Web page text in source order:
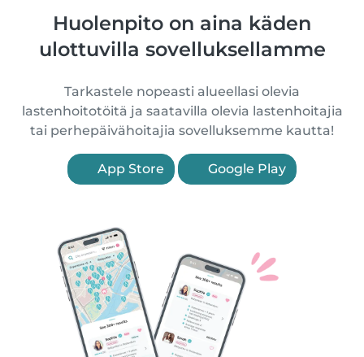
Huolenpito on aina käden
ulottuvilla sovelluksellamme
Tarkastele nopeasti alueellasi olevia
lastenhoitotöitä ja saatavilla olevia lastenhoitajia
tai perhepäivähoitajia sovelluksemme kautta!
App Store Google Play